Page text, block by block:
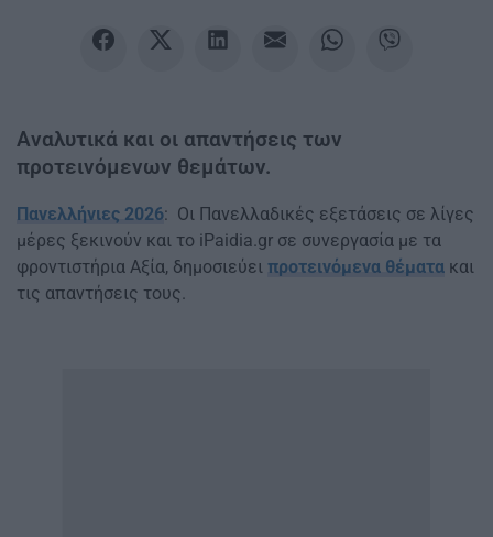
Αναλυτικά και οι απαντήσεις των
προτεινόμενων θεμάτων.
Πανελλήνιες 2026: Οι Πανελλαδικές εξετάσεις σε λίγες
μέρες ξεκινούν και το iPaidia.gr σε συνεργασία με τα
φροντιστήρια Αξία, δημοσιεύει προτεινόμενα θέματα και
τις απαντήσεις τους.